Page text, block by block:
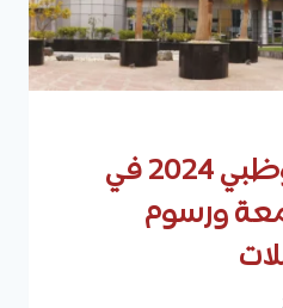
رسوم جامعة أبوظبي 2024 في
ورسوم